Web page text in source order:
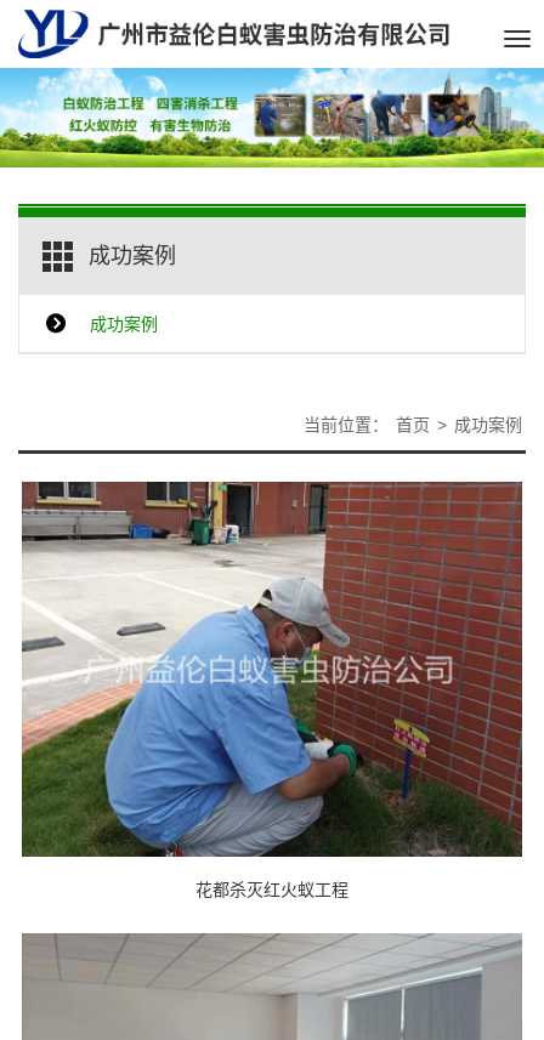
成功案例
成功案例
当前位置： 首页 > 成功案例
花都杀灭红火蚁工程